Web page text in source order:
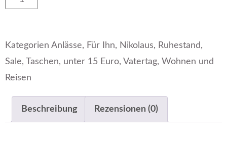
Kategorien Anlässe, Für Ihn, Nikolaus, Ruhestand,
Sale, Taschen, unter 15 Euro, Vatertag, Wohnen und
Reisen
Beschreibung Rezensionen (0)